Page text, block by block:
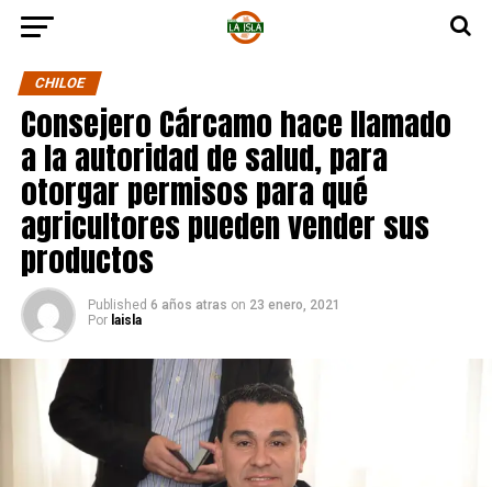
CHILOE
Consejero Cárcamo hace llamado
a la autoridad de salud, para
otorgar permisos para qué
agricultores pueden vender sus
productos
Published 6 años atras on 23 enero, 2021
Por laisla